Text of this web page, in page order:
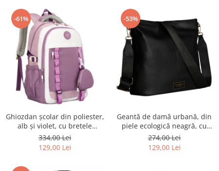
-61%
Ghiozdan școlar din poliester,
alb și violet, cu bretele
reglabile - Peterson PTR-PTN
8603-1303 PURPLE
334,00 Lei
129,00 Lei
-53%
Geantă de damă urbană, din
piele ecologică neagră, cu
curea reglabilă - Peterson
PTR-PTN JK6-06-6642
274,00 Lei
129,00 Lei